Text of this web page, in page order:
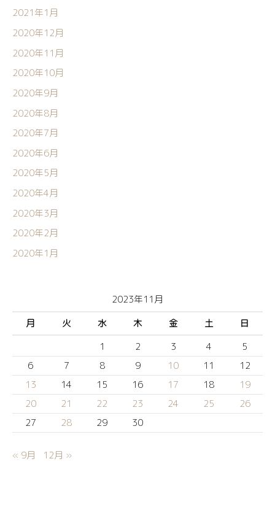
2021年1月
2020年12月
2020年11月
2020年10月
2020年9月
2020年8月
2020年7月
2020年6月
2020年5月
2020年4月
2020年3月
2020年2月
2020年1月
2023年11月
月
火 水 木 金 土
日
1
2 3 4
5
6
7 8 9 10 11
12
13
14 15 16 17 18
19
20
21 22 23 24 25
26
27
28 29 30
« 9月 12月 »